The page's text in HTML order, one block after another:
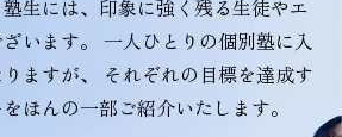
生には、印象に強く残る生徒やエ
います。 一人ひとりの個別塾に入
ますが、 それぞれの目標を達成す
ほんの一部ご紹介いたします。